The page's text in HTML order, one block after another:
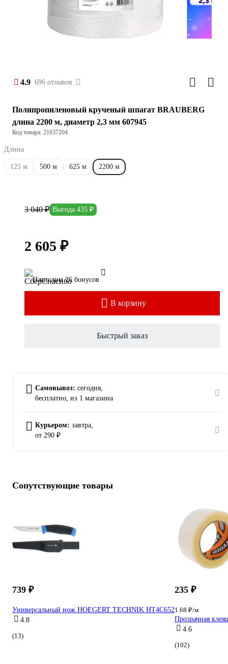
4.9 696 отзывов
Полипропиленовый крученый шпагат BRAUBERG
длина 2200 м, диаметр 2,3 мм 607945
Код товара: 21637204
Длина
125 м 500 м 625 м 2200 м
3 040 ₽ Выгода 435 ₽
2 605 ₽
Начислим 26 бонусов
В корзину
Быстрый заказ
Самовывоз: сегодня,
бесплатно, из 1 магазина
Курьером: завтра,
от 290 ₽
Сопутствующие товары
739 ₽
Универсальный нож HOEGERT TECHNIK HT4C652
4.8
(13)
235 ₽
1.68 ₽/м
Прозрачная
4.6
(102)